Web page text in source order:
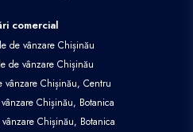
comercial
de vânzare Chișinău
de vânzare Chișinău
vânzare Chișinău, Centru
Chișinău, Botanica
Chișinău, Botanica